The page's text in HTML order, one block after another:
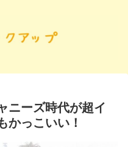
ニーズ時代が超イ
かっこいい！